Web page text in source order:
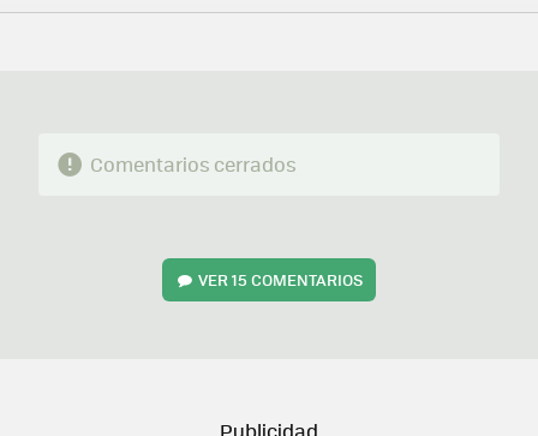
FACEBOOK
TWITTERFLIPBOARD
E-
WHATSAPP
Comentarios cerrados
VER15 COMENTARIOS